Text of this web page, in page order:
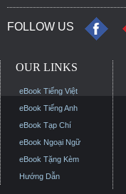
FOLLOW US
OUR LINKS
eBook Tiếng Việt
eBook Tiếng Anh
eBook Tạp Chí
eBook Ngoại Ngữ
eBook Tặng Kèm
Hướng Dẫn